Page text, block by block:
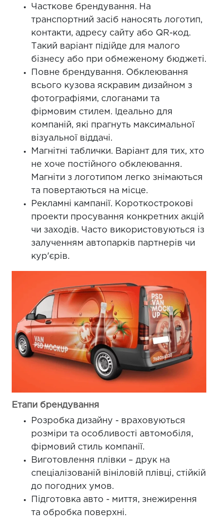
Часткове брендування. На
транспортний засіб наносять логотип,
контакти, адресу сайту або QR-код.
Такий варіант підійде для малого
бізнесу або при обмеженому бюджеті.
Повне брендування. Обклеювання
всього кузова яскравим дизайном з
фотографіями, слоганами та
фірмовим стилем. Ідеально для
компаній, які прагнуть максимальної
візуальної віддачі.
Магнітні таблички. Варіант для тих, хто
не хоче постійного обклеювання.
Магніти з логотипом легко знімаються
та повертаються на місце.
Рекламні кампанії. Короткострокові
проекти просування конкретних акцій
чи заходів. Часто використовуються із
залученням автопарків партнерів чи
кур'єрів.
Етапи брендування
Розробка дизайну - враховуються
розміри та особливості автомобіля,
фірмовий стиль компанії.
Виготовлення плівки – друк на
спеціалізованій вініловій плівці, стійкій
до погодних умов.
Підготовка авто - миття, знежирення
та обробка поверхні.